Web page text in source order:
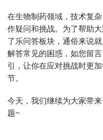
在生物制药领域，技术复
作疑问和挑战。为了帮助
了乐问答板块，通俗来说
解答常见的困惑，如您留
引，让你在应对挑战时更
节。
今天，我们继续为大家带
题~